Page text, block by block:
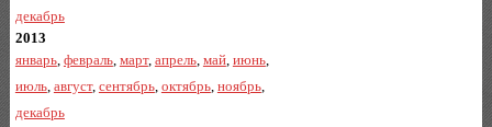
декабрь
2013
январь, февраль, март, апрель, май, июнь,
июль, август, сентябрь, октябрь, ноябрь,
декабрь